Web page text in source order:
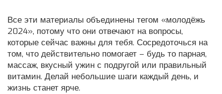
Все эти материалы объединены тегом «молодёжь
2024», потому что они отвечают на вопросы,
которые сейчас важны для тебя. Сосредоточься на
том, что действительно помогает – будь то парная,
массаж, вкусный ужин с подругой или правильный
витамин. Делай небольшие шаги каждый день, и
жизнь станет ярче.